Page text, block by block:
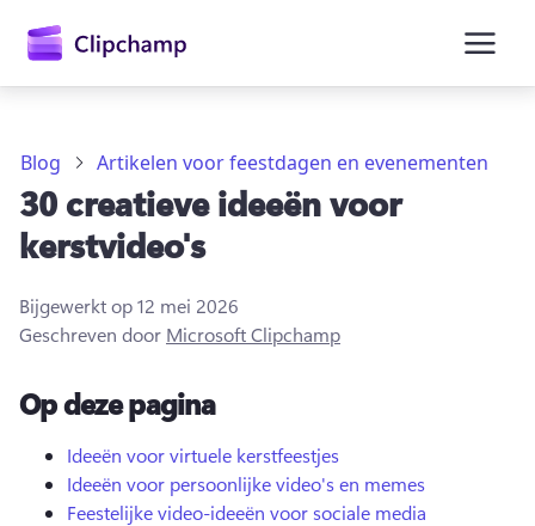
Aanmelden
Gratis uitproberen
Blog Artikelen voor feestdagen en evenementen
30 creatieve ideeën voor
kerstvideo's
Bijgewerkt op12 mei 2026
Geschreven door Microsoft Clipchamp
Op deze pagina
Ideeën voor virtuele kerstfeestjes
Ideeën voor persoonlijke video's en memes
Feestelijke video-ideeën voor sociale media